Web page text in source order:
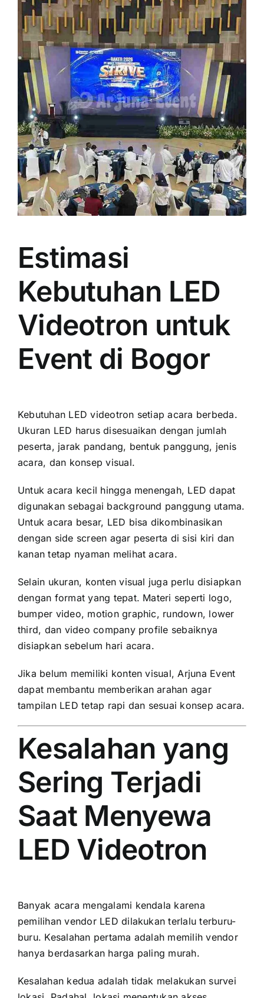
Estimasi
Kebutuhan LED
Videotron untuk
Event di Bogor
Kebutuhan LED videotron setiap acara berbeda.
Ukuran LED harus disesuaikan dengan jumlah
peserta, jarak pandang, bentuk panggung, jenis
acara, dan konsep visual.
Untuk acara kecil hingga menengah, LED dapat
digunakan sebagai background panggung utama.
Untuk acara besar, LED bisa dikombinasikan
dengan side screen agar peserta di sisi kiri dan
kanan tetap nyaman melihat acara.
Selain ukuran, konten visual juga perlu disiapkan
dengan format yang tepat. Materi seperti logo,
bumper video, motion graphic, rundown, lower
third, dan video company profile sebaiknya
disiapkan sebelum hari acara.
Jika belum memiliki konten visual, Arjuna Event
dapat membantu memberikan arahan agar
tampilan LED tetap rapi dan sesuai konsep acara.
Kesalahan yang
Sering Terjadi
Saat Menyewa
LED Videotron
Banyak acara mengalami kendala karena
pemilihan vendor LED dilakukan terlalu terburu-
buru. Kesalahan pertama adalah memilih vendor
hanya berdasarkan harga paling murah.
Kesalahan kedua adalah tidak melakukan survei